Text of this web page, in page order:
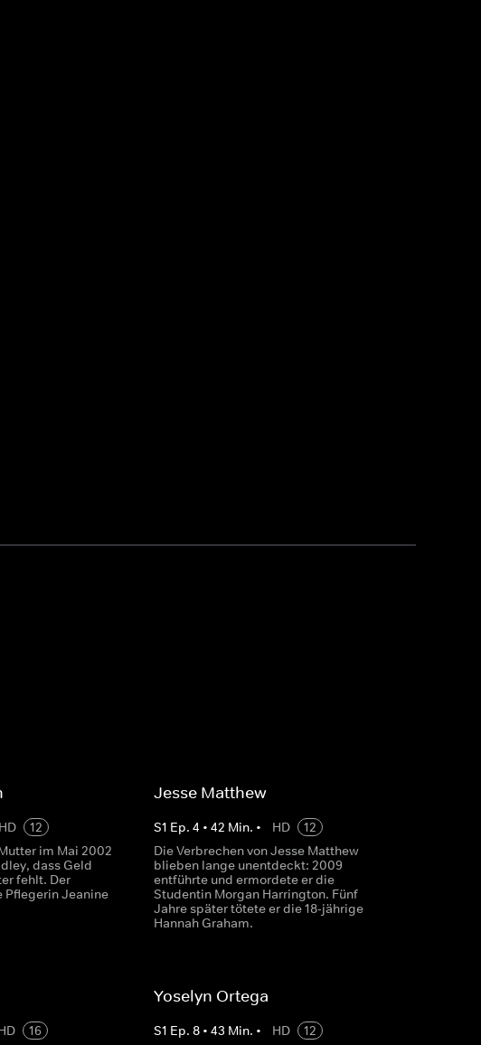
HD
12
im Mai 2002
dass Geld
fehlt. Der
Pflegerin Jeanine
Jesse Matthew
S1 Ep. 4 • 42 Min. • HD
12
Die Verbrechen von Jesse Matthew
blieben lange unentdeckt: 2009
entführte und ermordete er die
Studentin Morgan Harrington. Fünf
Jahre später tötete er die 18-jährige
Hannah Graham.
16
Yoselyn Ortega
S1 Ep. 8• 43 Min. • HD
12